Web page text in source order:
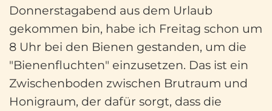
Donnerstagabend aus dem Urlaub
gekommen bin, habe ich Freitag schon um
8 Uhr bei den Bienen gestanden, um die
"Bienenfluchten" einzusetzen. Das ist ein
Zwischenboden zwischen Brutraum und
Honigraum, der dafür sorgt, dass die